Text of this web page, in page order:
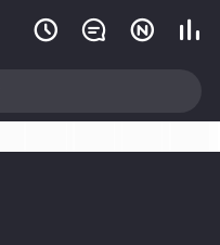
   